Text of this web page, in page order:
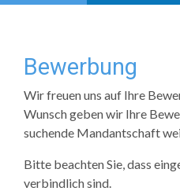
Inhalt
Bewerbung
Wir freuen uns auf Ihre
Wunsch geben wir Ihre
suchende Mandantschaft
Bitte beachten Sie, dass
verbindlich sind.